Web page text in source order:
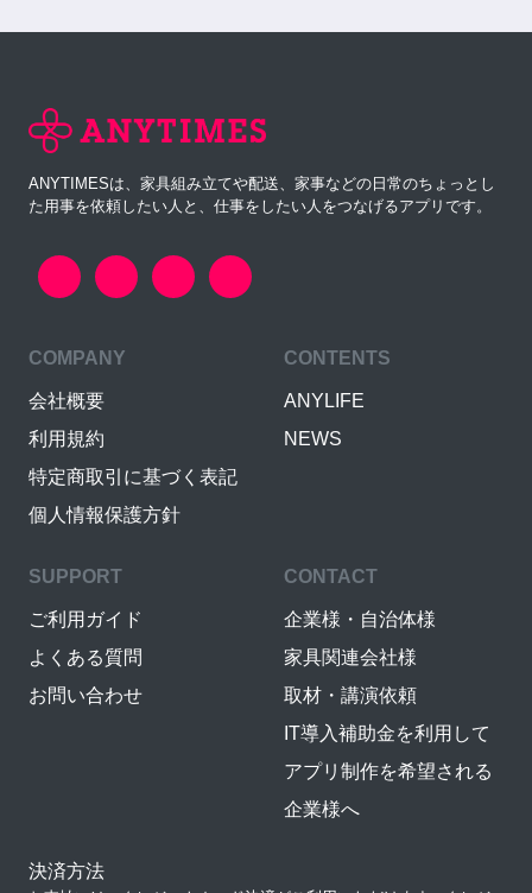
ANYTIMESは、家具組み立てや配送、家事などの日常のちょっとし
た用事を依頼したい人と、仕事をしたい人をつなげるアプリです。
COMPANY
会社概要
利用規約
特定商取引に基づく表記
個人情報保護方針
CONTENTS
ANYLIFE
NEWS
SUPPORT
ご利用ガイド
よくある質問
お問い合わせ
CONTACT
企業様・自治体様
家具関連会社様
取材・講演依頼
IT導入補助金を利用して
アプリ制作を希望される
企業様へ
決済方法